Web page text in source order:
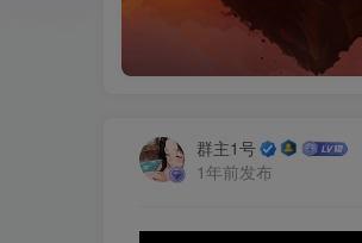
群主1号
1年前发布